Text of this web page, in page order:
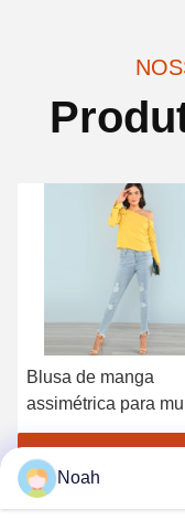
Blusa de manga
assimétrica para
Obtenha o melhor
Noah